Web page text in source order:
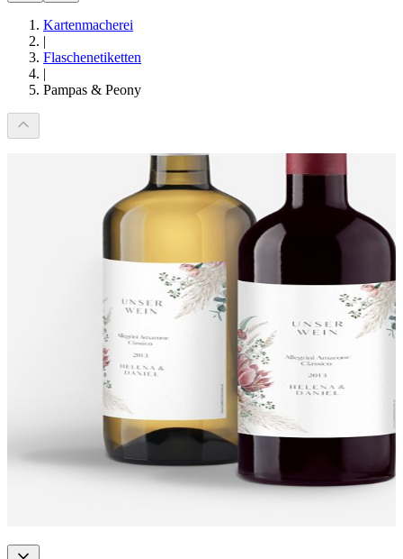
Kartenmacherei
|
Flaschenetiketten
|
Pampas & Peony